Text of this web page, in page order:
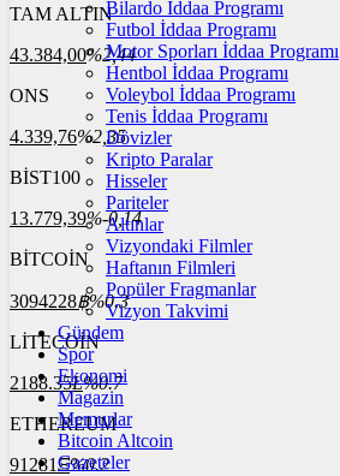
TAM ALTIN
43.384,00%2,44
ONS
4.339,76%2,35
BİST100
13.779,39%-0,14
BİTCOİN
3094228฿%0.3
LİTECOİN
2188.35Ł%0.7
ETHEREUM
91281Ξ%0.2
Bilardo İddaa Programı
Futbol İddaa Programı
Motor Sporları İddaa Programı
Hentbol İddaa Programı
Voleybol İddaa Programı
Tenis İddaa Programı
Dövizler
Kripto Paralar
Hisseler
Pariteler
Altınlar
Vizyondaki Filmler
Haftanın Filmleri
Popüler Fragmanlar
Vizyon Takvimi
Gündem
Spor
Ekonomi
Magazin
Memurlar
Bitcoin Altcoin
Gazeteler